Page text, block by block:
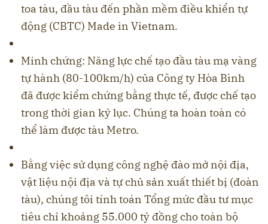
toa tàu, đầu tàu đến phần mềm điều khiển tự
động (CBTC) Made in Vietnam.
Minh chứng: Năng lực chế tạo đầu tàu mạ vàng
tự hành (80-100km/h) của Công ty Hòa Bình
đã được kiểm chứng bằng thực tế, được chế tạo
trong thời gian kỷ lục. Chúng ta hoàn toàn có
thể làm được tàu Metro.
Bằng việc sử dụng công nghệ đào mở nội địa,
vật liệu nội địa và tự chủ sản xuất thiết bị (đoàn
tàu), chúng tôi tính toán Tổng mức đầu tư mục
tiêu chỉ khoảng 55.000 tỷ đồng cho toàn bộ